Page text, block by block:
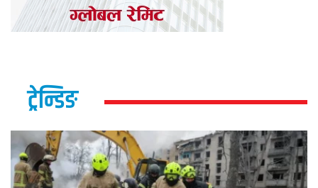
ट्रेन्डिङ